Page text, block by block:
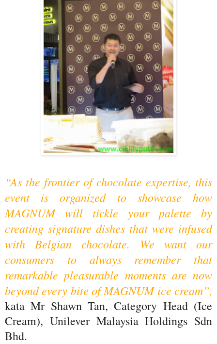
“As the frontier of chocolate expertise, this
event is organized to showcase how
MAGNUM will tickle your palette by
creating signature dishes that were infused
with Belgian chocolate. We want our
consumers to always remember that
remarkable pleasurable moments are now
beyond every bite of MAGNUM ice cream”,
kata Mr Shawn Tan, Category Head (Ice
Cream), Unilever Malaysia Holdings Sdn
Bhd.